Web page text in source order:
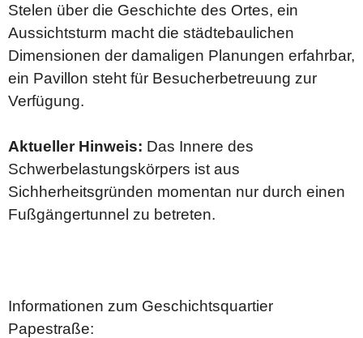
Stelen über die Geschichte des Ortes, ein
Aussichts­turm macht die städte­baulichen
Dimensionen der damaligen Planungen erfahrbar,
ein Pavillon steht für Besucher­betreuung zur
Verfügung.
Aktueller Hinweis: Das Innere des
Schwerbelastungskörpers ist aus
Sichherheitsgründen momentan nur durch einen
Fußgängertunnel zu betreten.
Informationen zum Geschichtsquartier
Papestraße: